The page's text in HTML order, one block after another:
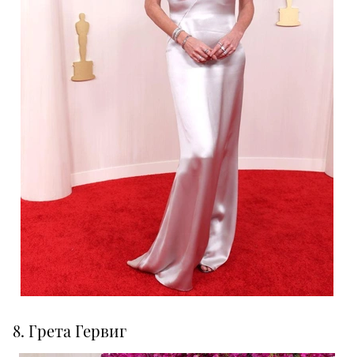
8. Грета Гервиг